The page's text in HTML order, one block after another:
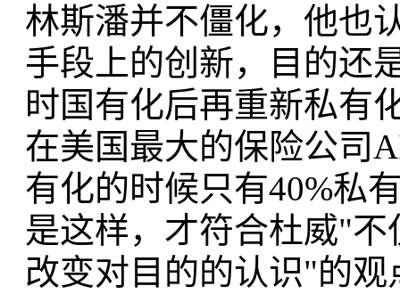
林斯潘并不僵化，他也
手段上的创新，目的还
时国有化后再重新私有
在美国最大的保险公司
有化的时候只有40%私
是这样，才符合杜威"
改变对目的的认识"的